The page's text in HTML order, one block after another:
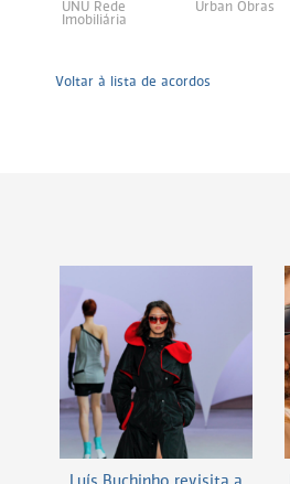
UNU Rede
Imobiliária
Urban Obras
Voltar à lista de acordos